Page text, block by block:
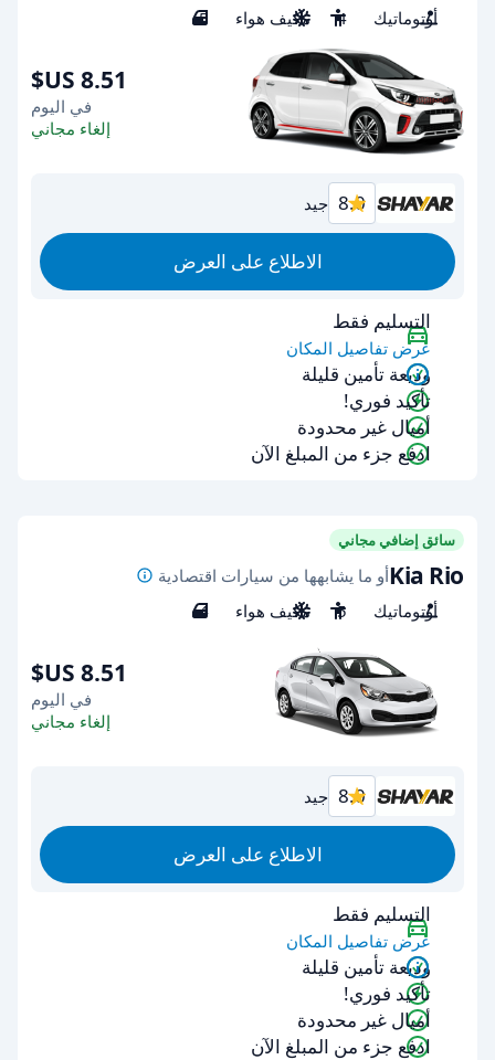
أوتوماتيك 4 مكيف هواء 5
في اليوم
إلغاء مجاني
8.0 جيد
الاطلاع على العرض
التسليم فقط
عرض تفاصيل المكان
وديعة تأمين قليلة
تأكيد فوري!
أميال غير محدودة
ادفع جزء من المبلغ الآن
سائق إضافي مجاني
Kia Rioأو ما يشابهها من سيارات اقتصادية
أوتوماتيك
5 مكيف هواء 4
في اليوم
إلغاء مجاني
8.0 جيد
الاطلاع على العرض
التسليم فقط
عرض تفاصيل المكان
وديعة تأمين قليلة
تأكيد فوري!
أميال غير محدودة
ادفع جزء من المبلغ الآن